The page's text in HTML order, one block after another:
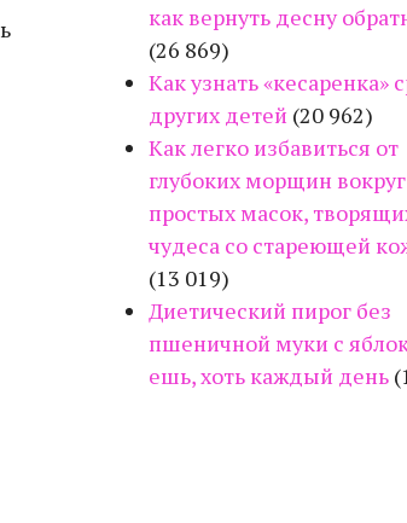
как вернуть десну
(26 869)
Как узнать «кесаренка»
других детей (20 962)
Как легко избавиться от
глубоких морщин вокруг
простых масок,
чудеса со стареющей
(13 019)
Диетический пирог без
пшеничной муки с
ешь, хоть каждый день